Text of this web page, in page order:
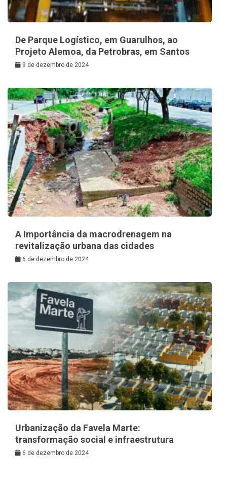
De Parque Logístico, em Guarulhos, ao
Projeto Alemoa, da Petrobras, em Santos
9 de dezembro de 2024
A Importância da macrodrenagem na
revitalização urbana das cidades
6 de dezembro de 2024
Urbanização da Favela Marte:
transformação social e infraestrutura
6 de dezembro de 2024